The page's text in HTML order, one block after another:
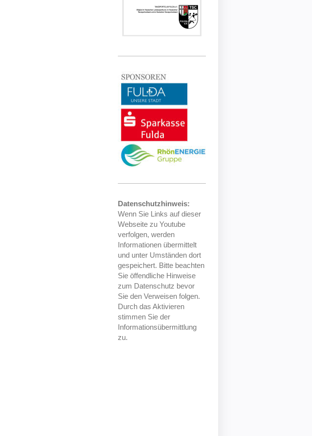
Datenschutzhinweis:
Wenn Sie Links auf dieser
Webseite zu Youtube
verfolgen, werden
Informationen übermittelt
und unter Umständen dort
gespeichert. Bitte beachten
Sie öffendliche Hinweise
zum Datenschutz bevor
Sie den Verweisen folgen.
Durch das Aktivieren
stimmen Sie der
Informationsübermittlung
zu.